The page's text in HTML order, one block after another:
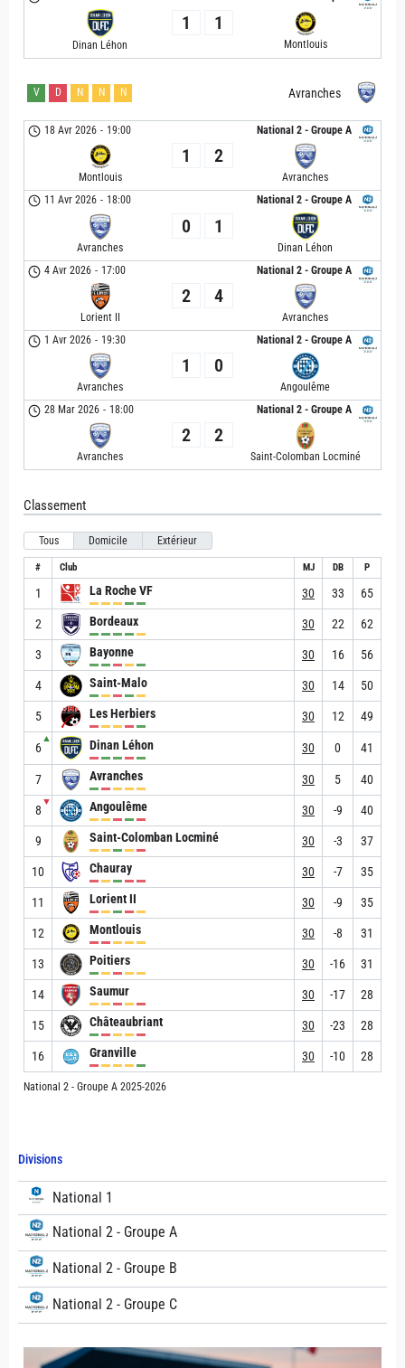
Divisions
National 1
National 2 - Groupe A
National 2 - Groupe B
National 2 - Groupe C
Dinan Léhon
1 1
Montlouis
Avranches
V D N N N
National 2 - Groupe A
18 Avr 2026 - 19:00
Montlouis
1 2
Avranches
National 2 - Groupe A
11 Avr 2026 - 18:00
Avranches
0 1
Dinan Léhon
National 2 - Groupe A
4 Avr 2026 - 17:00
Lorient II
2 4
Avranches
National 2 - Groupe A
1 Avr 2026 - 19:30
Avranches
1 0
Angoulême
National 2 - Groupe A
28 Mar 2026 - 18:00
Avranches
2 2
Saint-Colomban Locminé
Classement
Tous Domicile Extérieur
# Club MJ DB P
1 La Roche VF 30 33 65
2 Bordeaux 30 22 62
3 Bayonne 30 16 56
4 Saint-Malo 30 14 50
5 Les Herbiers 30 12 49
6
▲ Dinan Léhon 30 0 41
7 Avranches 30 5 40
8
▼ Angoulême 30 -9 40
9 Saint-Colomban Locminé 30 -3 37
10 Chauray 30 -7 35
11 Lorient II 30 -9 35
12 Montlouis 30 -8 31
13 Poitiers 30 -16 31
14 Saumur 30 -17 28
15 Châteaubriant 30 -23 28
16 Granville 30 -10 28
National 2 - Groupe A 2025-2026